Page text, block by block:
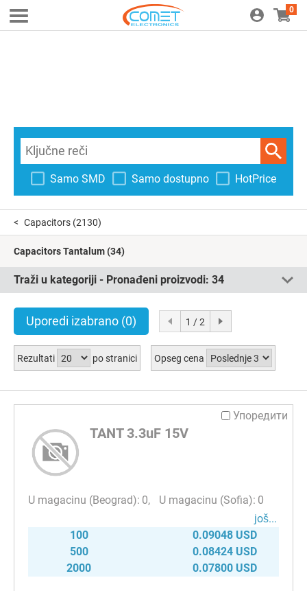
0
Samo SMD Samo dostupno HotPrice
Capacitors (2130)
Capacitors Tantalum(34)
Traži u kategoriji - Pronađeni proizvodi: 34
Uporedi izabrano (0) 1 / 2
Rezultati po stranici Opseg cena
Упоредити
TANT 3.3uF 15V
0
0
јоš...
100
0.09048 USD
500
0.08424 USD
2000
0.07800 USD